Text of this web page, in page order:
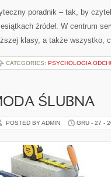
poradnik – tak, by
źródeł. W centrum
klasy, a także wszystko,
CATEGORIES: PSYCHOLOGIA
ŚLUBNA
POSTED BY ADMIN GRU - 27 -